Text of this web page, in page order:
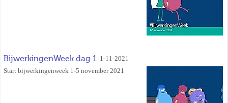
BijwerkingenWeek dag 1 1-11-2021
Start bijwerkingenweek 1-5 november 2021